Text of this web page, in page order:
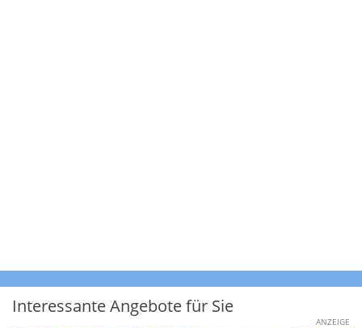
Interessante Angebote für Sie
ANZEIGE